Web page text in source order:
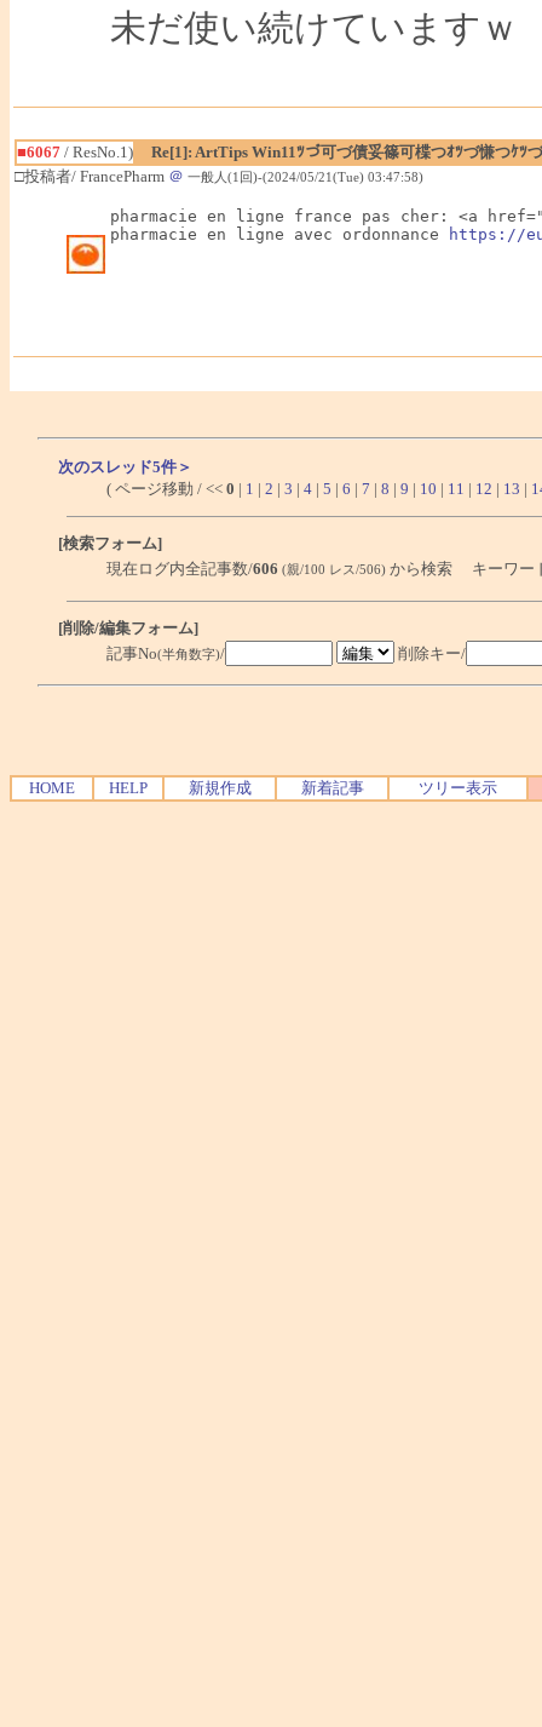
未だ使い続けていますｗ
■6067 / ResNo.1)
Re[1]: ArtTips Win11ﾂづ可づ債妥篠可楪つｵﾂづ慊つｹﾂ
□投稿者/ FrancePharm ＠ 一般人(1回)-(2024/05/21(Tue) 03:47:58)
pharmacie en ligne france pas cher: <a
pharmacie en ligne avec ordonnance
https://
次のスレッド5件＞
( ページ移動 / << 0 | 1 | 2 | 3 | 4 | 5 | 6 | 7 | 8 | 9 | 10 | 11 | 12 | 13 |
[検索フォーム]
現在ログ内全記事数/606 (親/100 レス/506) から検索 キーワー
[削除/編集フォーム]
記事No(半角数字)/ 削除キー/
HOME HELP 新規作成 新着記事 ツリー表示